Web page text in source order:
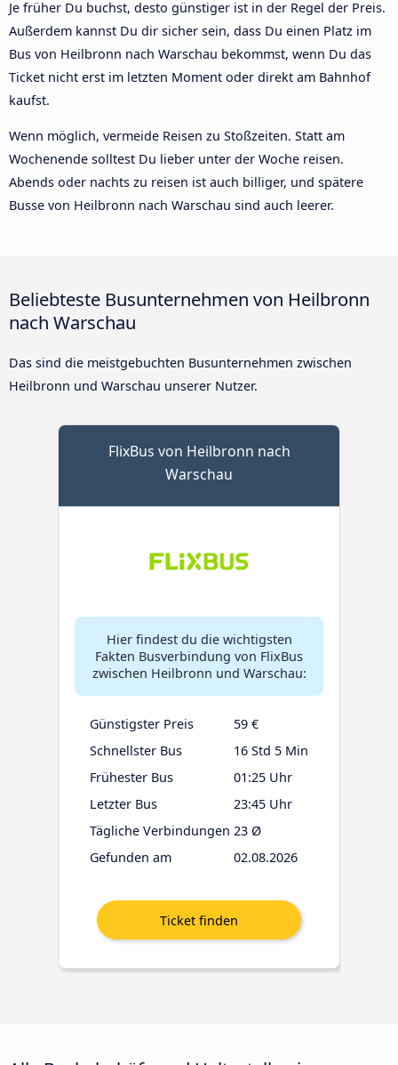
Je früher Du buchst, desto günstiger ist in der Regel der Preis.
Außerdem kannst Du dir sicher sein, dass Du einen Platz im
Bus von Heilbronn nach Warschau bekommst, wenn Du das
Ticket nicht erst im letzten Moment oder direkt am Bahnhof
kaufst.
Wenn möglich, vermeide Reisen zu Stoßzeiten. Statt am
Wochenende solltest Du lieber unter der Woche reisen.
Abends oder nachts zu reisen ist auch billiger, und spätere
Busse von Heilbronn nach Warschau sind auch leerer.
Beliebteste Busunternehmen von Heilbronn
nach Warschau
Das sind die meistgebuchten Busunternehmen zwischen
Heilbronn und Warschau unserer Nutzer.
FlixBus von Heilbronn nach
Warschau
Hier findest du die wichtigsten
Fakten Busverbindung von FlixBus
zwischen Heilbronn und Warschau:
Günstigster Preis
59 €
Schnellster Bus
16 Std 5 Min
Frühester Bus
01:25 Uhr
Letzter Bus
23:45 Uhr
Tägliche Verbindungen 23 Ø
Gefunden am
02.08.2026